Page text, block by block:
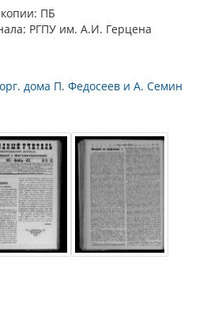
ПБ
РГПУ им. А.И. Герцена
дома П. Федосеев и А. Семин